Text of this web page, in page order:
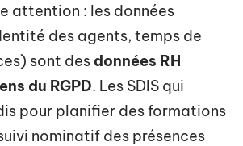
attention : les données
des agents, temps de
sont des données RH
du RGPD. Les SDIS qui
pour planifier des formations
nominatif des présences